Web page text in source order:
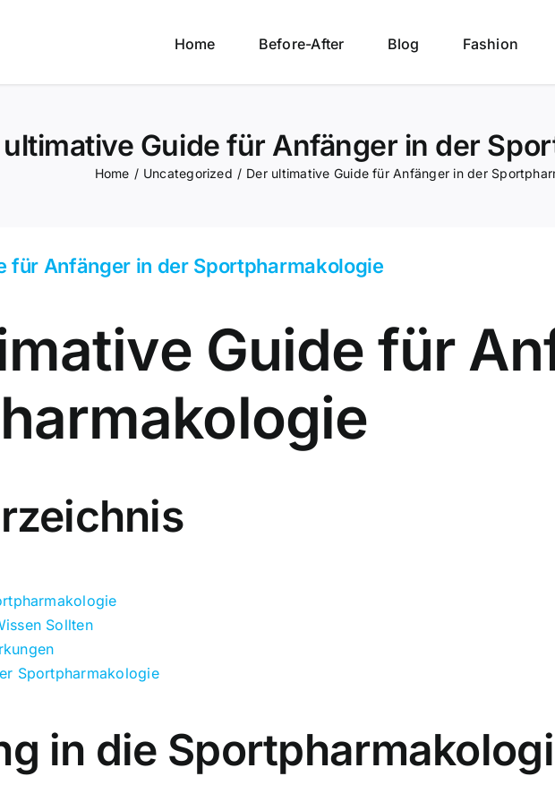
Home Before-After Blog Fashion
ultimative Guide für Anfänger in der
Home / Uncategorized / Der ultimative Guide für Anfänger in der
für Anfänger in der Sportpharmakologie
Guide für
Sollten
Sportpharmakologie
in die